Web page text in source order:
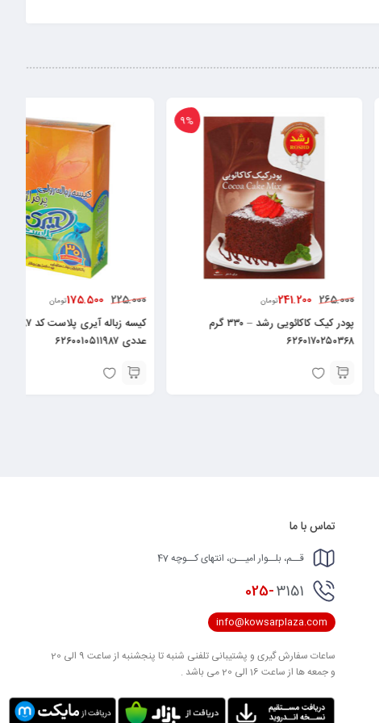
9%
241.200تومان
پودر کیک کاکائویی رشد – ۳۳۰ گرم
22%
175.500تومان
کیسه زباله آیری پلاست کد ۱۹۸۷ – رول ۳۰
تماس با ما
قــم، بلــوار امیــن، انتهای کــوچه 47
025-3151
info@kowsarplaza.com
ساعات سفارش گیری و پشتیبانی تلفنی شنبه تا پنجشنبه از ساعت 9 الی 20
و جمعه ها از ساعت 16 الی 20 می باشد .